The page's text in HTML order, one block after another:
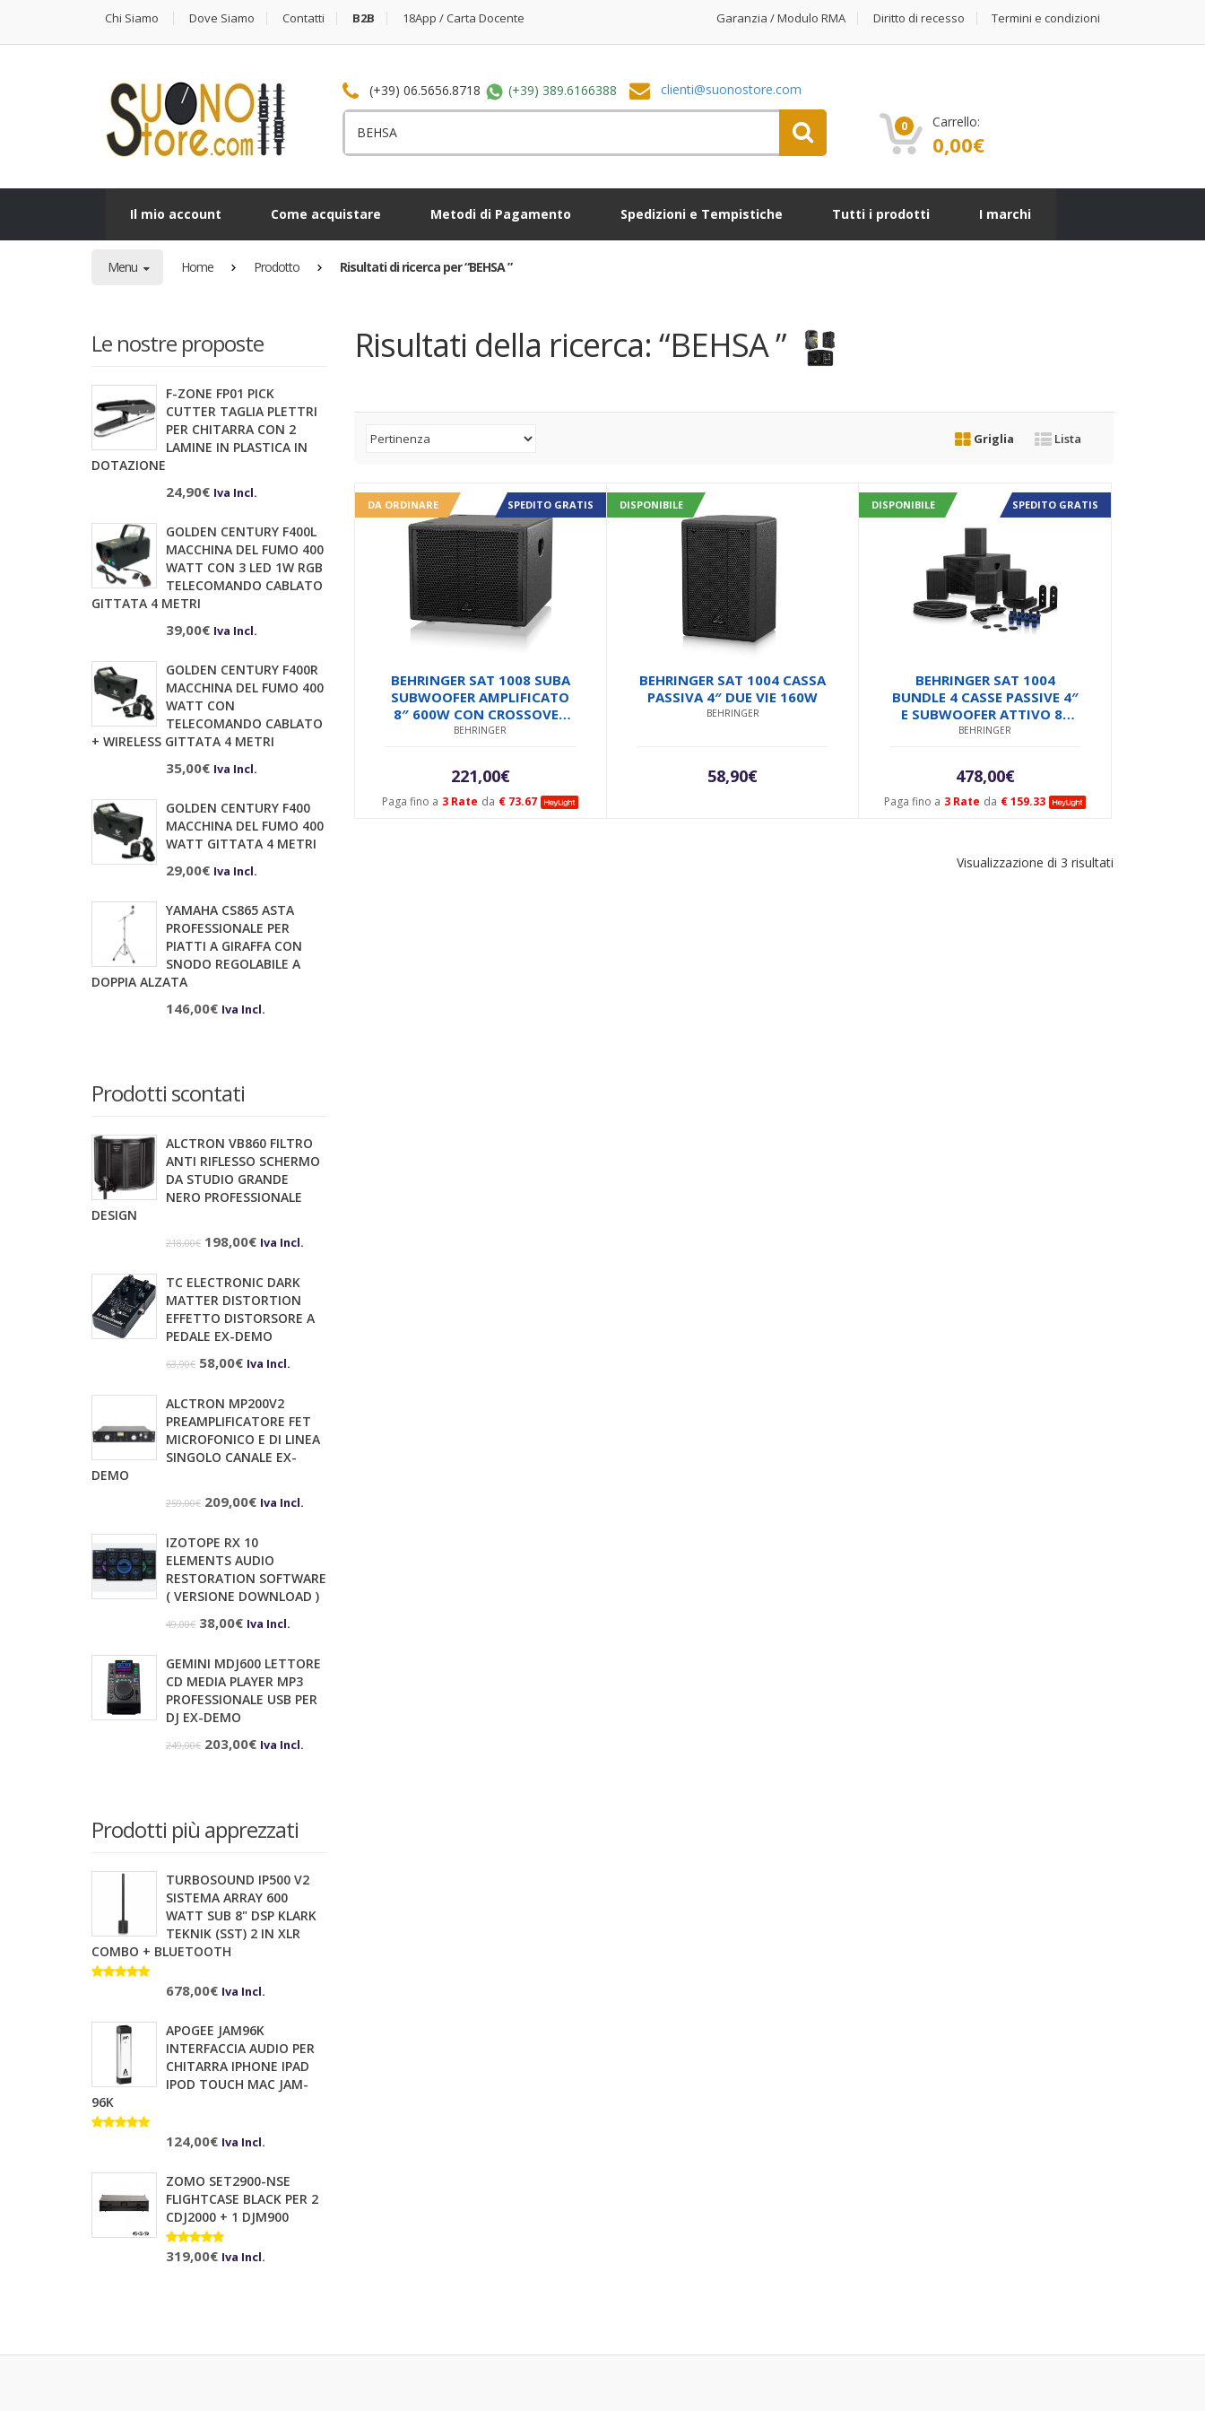
Chi Siamo Dove Siamo Contatti B2B 18App / Carta Docente Garanzia / Modulo RMA Diritto di recesso Termini e condizioni
(+39) 06.5656.8718 (+39) 389.6166388
clienti@suonostore.com
per:
0 Carrello:
0,00€
Il mio account Come acquistare Metodi di Pagamento Spedizioni e Tempistiche Tutti i prodotti I marchi
Menu Home Prodotto Risultati di ricerca per “BEHSA ”
Risultati della ricerca: “BEHSA ”
Griglia Lista
DA ORDINARE SPEDITO GRATIS
Paga fino a 3 Rate da € 73.67
BEHRINGER SAT 1008 SUBA
SUBWOOFER AMPLIFICATO
8″ 600W CON CROSSOVER
STEREO
BEHRINGER
221,00€
DISPONIBILE
BEHRINGER SAT 1004 CASSA
PASSIVA 4″ DUE VIE 160W
BEHRINGER
58,90€
DISPONIBILE SPEDITO GRATIS
Paga fino a 3 Rate da € 159.33
BEHRINGER SAT 1004
BUNDLE 4 CASSE PASSIVE 4″
E SUBWOOFER ATTIVO 8″
600W
BEHRINGER
478,00€
Visualizzazione di 3 risultati
Le nostre proposte
F-ZONE FP01 PICK
CUTTER TAGLIA PLETTRI
PER CHITARRA CON 2
LAMINE IN PLASTICA IN
DOTAZIONE
24,90€ Iva Incl.
GOLDEN CENTURY F400L
MACCHINA DEL FUMO 400
WATT CON 3 LED 1W RGB
TELECOMANDO CABLATO
GITTATA 4 METRI
39,00€ Iva Incl.
GOLDEN CENTURY F400R
MACCHINA DEL FUMO 400
WATT CON
TELECOMANDO CABLATO
+ WIRELESS GITTATA 4 METRI
35,00€ Iva Incl.
GOLDEN CENTURY F400
MACCHINA DEL FUMO 400
WATT GITTATA 4 METRI
29,00€ Iva Incl.
YAMAHA CS865 ASTA
PROFESSIONALE PER
PIATTI A GIRAFFA CON
SNODO REGOLABILE A
DOPPIA ALZATA
146,00€ Iva Incl.
Prodotti scontati
ALCTRON VB860 FILTRO
ANTI RIFLESSO SCHERMO
DA STUDIO GRANDE
NERO PROFESSIONALE
DESIGN
218,00€ Il
originale
era:
218,00€.
198,00€Il
attuale
è:
198,00€.
Iva Incl.
TC ELECTRONIC DARK
MATTER DISTORTION
EFFETTO DISTORSORE A
PEDALE EX-DEMO
63,90€ Il
originale
era:
63,90€.
58,00€Il
attuale
è:
58,00€.
Iva Incl.
ALCTRON MP200V2
PREAMPLIFICATORE FET
MICROFONICO E DI LINEA
SINGOLO CANALE EX-
DEMO
259,00€ Il
originale
era:
259,00€.
209,00€Il
attuale
è:
209,00€.
Iva Incl.
IZOTOPE RX 10
ELEMENTS AUDIO
RESTORATION SOFTWARE
( VERSIONE DOWNLOAD )
49,00€ Il
originale
era:
49,00€.
38,00€Il
attuale
è:
Iva Incl.
GEMINI MDJ600 LETTORE
CD MEDIA PLAYER MP3
PROFESSIONALE USB PER
DJ EX-DEMO
249,00€ Il
249,00€.
203,00€Il
203,00€.
Iva Incl.
Prodotti più apprezzati
TURBOSOUND IP500 V2
SISTEMA ARRAY 600
WATT SUB 8" DSP KLARK
TEKNIK (SST) 2 IN XLR
COMBO + BLUETOOTH
10.00su 5
678,00€ Iva Incl.
APOGEE JAM96K
INTERFACCIA AUDIO PER
CHITARRA IPHONE IPAD
IPOD TOUCH MAC JAM-
96K
124,00€ Iva Incl.
ZOMO SET2900-NSE
FLIGHTCASE BLACK PER 2
CDJ2000 + 1 DJM900
Valutato
5.00su 5
319,00€ Iva Incl.